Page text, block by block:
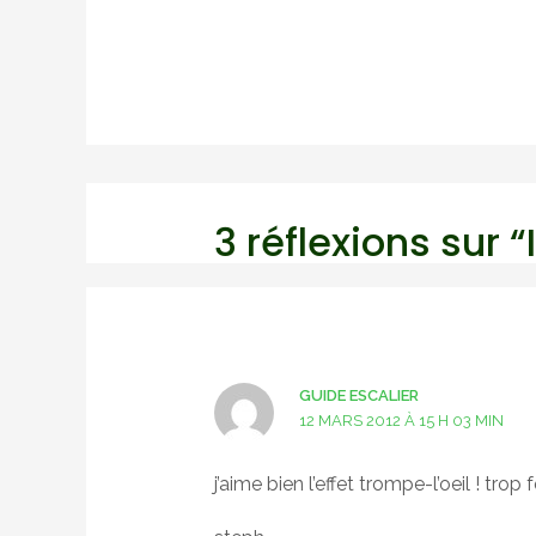
3 réflexions sur
GUIDE ESCALIER
12 MARS 2012 À 15 H 03 MIN
j’aime bien l’effet trompe-l’oeil ! trop